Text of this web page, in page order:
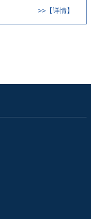
>>【详情】